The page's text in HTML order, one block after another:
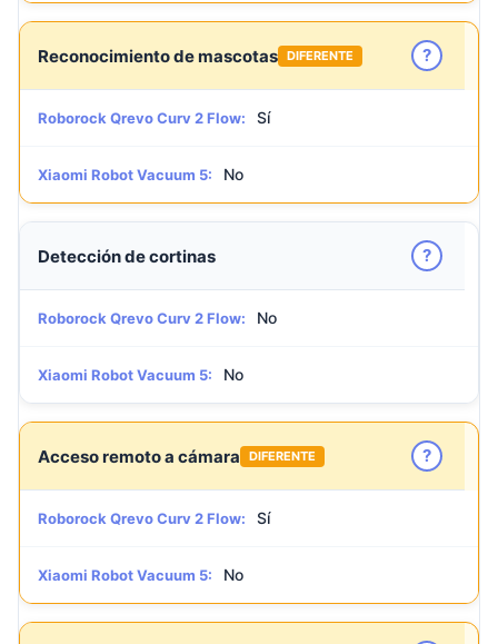
Reconocimiento de mascotas DIFERENTE ?
Roborock Qrevo Curv 2 Flow: Sí
Xiaomi Robot Vacuum 5: No
Detección de cortinas ?
Roborock Qrevo Curv 2 Flow: No
Xiaomi Robot Vacuum 5: No
Acceso remoto a cámara DIFERENTE ?
Roborock Qrevo Curv 2 Flow: Sí
Xiaomi Robot Vacuum 5: No